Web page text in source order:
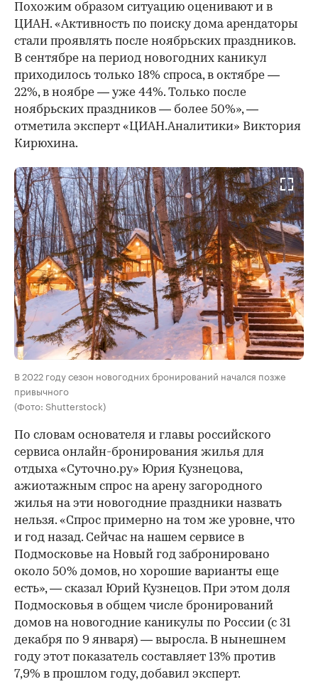
Похожим образом ситуацию оценивают и в
ЦИАН. «Активность по поиску дома арендаторы
стали проявлять после ноябрьских праздников.
В сентябре на период новогодних каникул
приходилось только 18% спроса, в октябре —
22%, в ноябре — уже 44%. Только после
ноябрьских праздников — более 50%», —
отметила эксперт «ЦИАН.Аналитики» Виктория
Кирюхина.
В 2022 году сезон новогодних бронирований начался позже
привычного
(Фото: Shutterstock)
По словам основателя и главы российского
сервиса онлайн-бронирования жилья для
отдыха «Суточно.ру» Юрия Кузнецова,
ажиотажным спрос на арену загородного
жилья на эти новогодние праздники назвать
нельзя. «Спрос примерно на том же уровне, что
и год назад. Сейчас на нашем сервисе в
Подмосковье на Новый год забронировано
около 50% домов, но хорошие варианты еще
есть», — сказал Юрий Кузнецов. При этом доля
Подмосковья в общем числе бронирований
домов на новогодние каникулы по России (с 31
декабря по 9 января) — выросла. В нынешнем
году этот показатель составляет 13% против
7,9% в прошлом году, добавил эксперт.